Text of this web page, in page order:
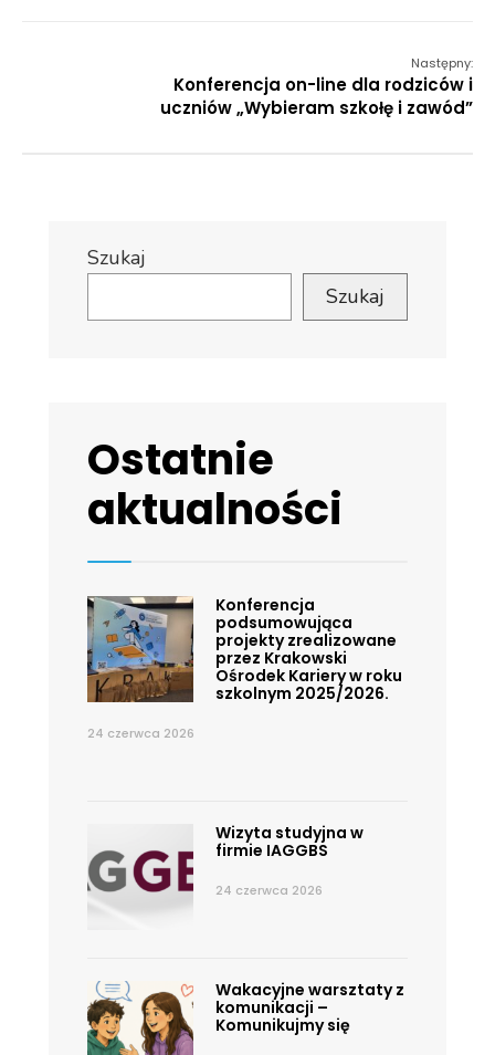
Następny:
Konferencja on-line dla rodziców i
uczniów „Wybieram szkołę i zawód”
Szukaj
Szukaj
Ostatnie
aktualności
Konferencja
podsumowująca
projekty zrealizowane
przez Krakowski
Ośrodek Kariery w roku
szkolnym 2025/2026.
24 czerwca 2026
Wizyta studyjna w
firmie IAGGBS
24 czerwca 2026
Wakacyjne warsztaty z
komunikacji –
Komunikujmy się